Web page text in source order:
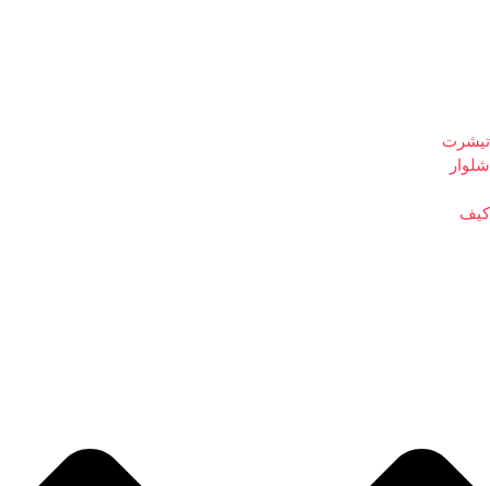
تیشرت
شلوار
کیف